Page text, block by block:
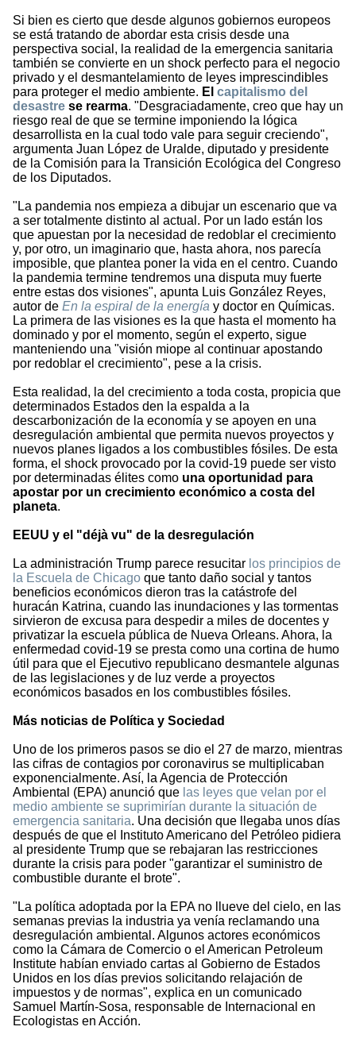
Si bien es cierto que desde algunos gobiernos europeos
se está tratando de abordar esta crisis desde una
perspectiva social, la realidad de la emergencia sanitaria
también se convierte en un shock perfecto para el negocio
privado y el desmantelamiento de leyes imprescindibles
para proteger el medio ambiente. El capitalismo del
desastre se rearma. "Desgraciadamente, creo que hay un
riesgo real de que se termine imponiendo la lógica
desarrollista en la cual todo vale para seguir creciendo",
argumenta Juan López de Uralde, diputado y presidente
de la Comisión para la Transición Ecológica del Congreso
de los Diputados.
"La pandemia nos empieza a dibujar un escenario que va
a ser totalmente distinto al actual. Por un lado están los
que apuestan por la necesidad de redoblar el crecimiento
y, por otro, un imaginario que, hasta ahora, nos parecía
imposible, que plantea poner la vida en el centro. Cuando
la pandemia termine tendremos una disputa muy fuerte
entre estas dos visiones", apunta Luis González Reyes,
autor de En la espiral de la energía y doctor en Químicas.
La primera de las visiones es la que hasta el momento ha
dominado y por el momento, según el experto, sigue
manteniendo una "visión miope al continuar apostando
por redoblar el crecimiento", pese a la crisis.
Esta realidad, la del crecimiento a toda costa, propicia que
determinados Estados den la espalda a la
descarbonización de la economía y se apoyen en una
desregulación ambiental que permita nuevos proyectos y
nuevos planes ligados a los combustibles fósiles. De esta
forma, el shock provocado por la covid-19 puede ser visto
por determinadas élites como una oportunidad para
apostar por un crecimiento económico a costa del
planeta.
EEUU y el "déjà vu" de la desregulación
La administración Trump parece resucitar los principios de
la Escuela de Chicago que tanto daño social y tantos
beneficios económicos dieron tras la catástrofe del
huracán Katrina, cuando las inundaciones y las tormentas
sirvieron de excusa para despedir a miles de docentes y
privatizar la escuela pública de Nueva Orleans. Ahora, la
enfermedad covid-19 se presta como una cortina de humo
útil para que el Ejecutivo republicano desmantele algunas
de las legislaciones y de luz verde a proyectos
económicos basados en los combustibles fósiles.
Más noticias de Política y Sociedad
Uno de los primeros pasos se dio el 27 de marzo, mientras
las cifras de contagios por coronavirus se multiplicaban
exponencialmente. Así, la Agencia de Protección
Ambiental (EPA) anunció que las leyes que velan por el
medio ambiente se suprimirían durante la situación de
emergencia sanitaria. Una decisión que llegaba unos días
después de que el Instituto Americano del Petróleo pidiera
al presidente Trump que se rebajaran las restricciones
durante la crisis para poder "garantizar el suministro de
combustible durante el brote".
"La política adoptada por la EPA no llueve del cielo, en las
semanas previas la industria ya venía reclamando una
desregulación ambiental. Algunos actores económicos
como la Cámara de Comercio o el American Petroleum
Institute habían enviado cartas al Gobierno de Estados
Unidos en los días previos solicitando relajación de
impuestos y de normas", explica en un comunicado
Samuel Martín-Sosa, responsable de Internacional en
Ecologistas en Acción.